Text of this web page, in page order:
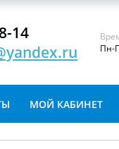
14
Пн-
МОЙ КАБИНЕТ